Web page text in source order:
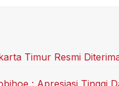
Timur Resmi